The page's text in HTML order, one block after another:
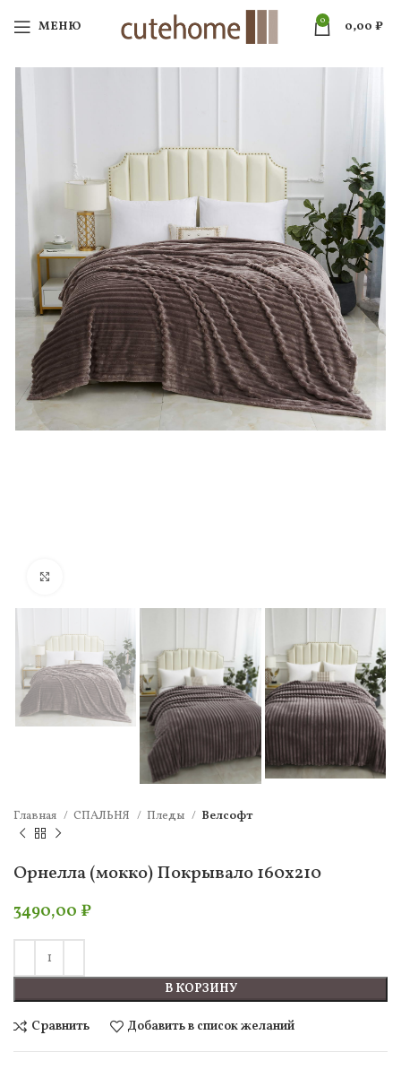
МЕНЮ 0 0,00 ₽
Главная СПАЛЬНЯ Пледы Велсофт
Орнелла (мокко) Покрывало 160х210
3490,00 ₽
В КОРЗИНУ
Сравнить Добавить в список желаний